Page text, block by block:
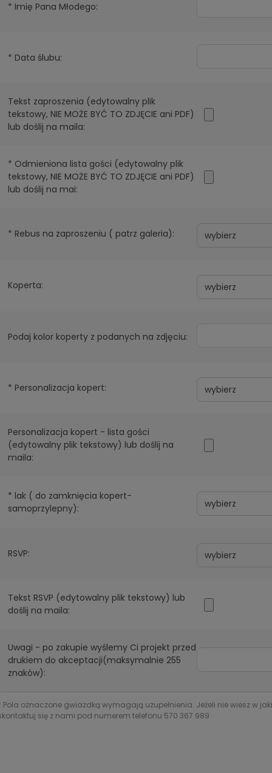
* Imię Pana Młodego:
* Data ślubu:
Tekst zaproszenia (edytowalny plik
tekstowy, NIE MOŻE BYĆ TO ZDJĘCIE ani PDF)
lub doślij na maila:
* Odmieniona lista gości (edytowalny plik
tekstowy, NIE MOŻE BYĆ TO ZDJĘCIE ani PDF)
lub doślij na mai:
* Rebus na zaproszeniu ( patrz galeria):
Koperta:
Podaj kolor koperty z podanych na zdjęciu:
* Personalizacja kopert:
Personalizacja kopert - lista gości
(edytowalny plik tekstowy) lub doślij na
maila:
* lak ( do zamknięcia kopert-
samoprzylepny):
RSVP:
Tekst RSVP (edytowalny plik tekstowy) lub
doślij na maila:
Uwagi - po zakupie wyślemy Ci projekt przed
drukiem do akceptacji(maksymalnie 255
znaków):
Pola oznaczone gwiazdką wymagają uzupełnienia. Jeżeli nie wiesz w
się z nami pod numerem telefonu 570 367 989